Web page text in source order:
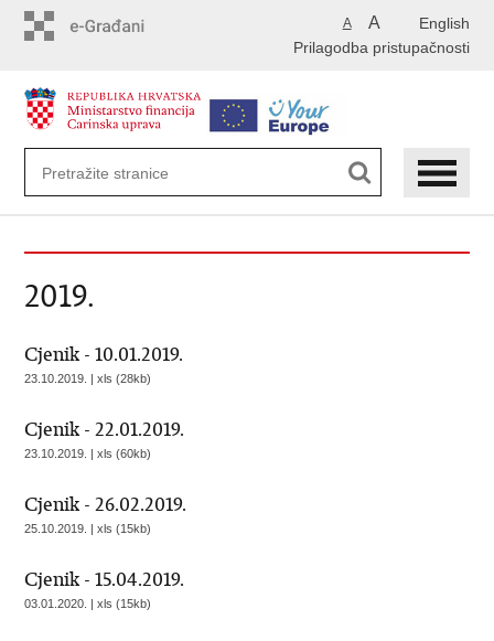
English
A A
Prilagodba pristupačnosti
2019.
Cjenik - 10.01.2019.
23.10.2019. | xls (28kb)
Cjenik - 22.01.2019.
23.10.2019. | xls (60kb)
Cjenik - 26.02.2019.
25.10.2019. | xls (15kb)
Cjenik - 15.04.2019.
03.01.2020. | xls (15kb)